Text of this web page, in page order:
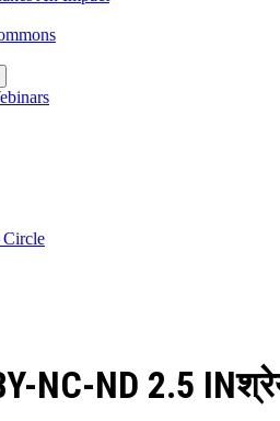
Circle
NC-ND 2.5 IN